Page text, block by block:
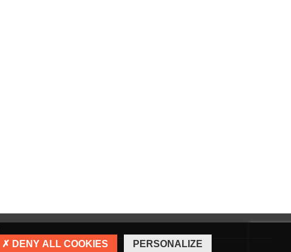
DENY ALL COOKIES PERSONALIZE